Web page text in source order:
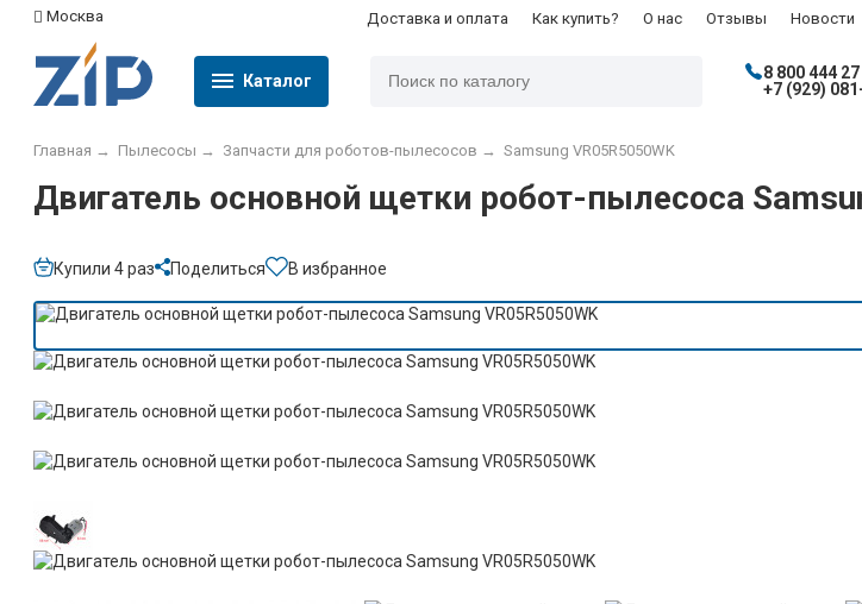
Москва Доставка и оплата Как купить? О нас Отзывы Новости
Каталог
8 800 444 27
+7 (929)
Главная → Пылесосы → Запчасти для роботов-пылесосов → Samsung VR05R5050WK
Двигатель основной щетки робот-пылесоса
Купили 4 раз Поделиться В избранное